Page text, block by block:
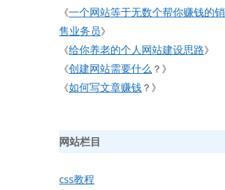
《一个网站等于无数个帮你赚钱的销
售业务员》
《给你养老的个人网站建设思路》
《创建网站需要什么 ？》
《如何写文章赚钱 ？》
网站栏目
css教程